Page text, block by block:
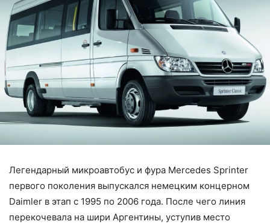
Легендарный микроавтобус и фура Mercedes Sprinter
первого поколения выпускался немецким концерном
Daimler в этап с 1995 по 2006 года. После чего линия
перекочевала на шири Аргентины, уступив место